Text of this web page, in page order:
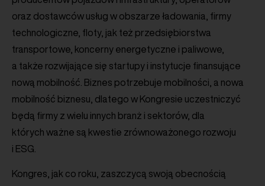
oraz dostawców usług w obszarze ładowania, firmy
technologiczne, floty, jak też przedsiębiorstwa
transportowe, koncerny energetyczne i paliwowe,
a także rozwijające się startupy i instytucje finansujące
nową mobilność. Biznes potrzebuje mobilności, a nowa
mobilność biznesu, dlatego w Kongresie uczestniczyć
będą firmy z wielu innych branż i sektorów, dla
których ważne są kwestie zrównoważonego rozwoju
i ESG.
Kongres, jak co roku, zaszczycą swoją obecnością